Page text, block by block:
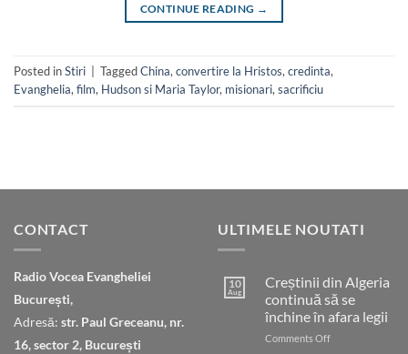
CONTINUE READING →
Posted inStiri TaggedChina, convertire la Hristos, credinta,
Evanghelia, film, Hudson si Maria Taylor, misionari, sacrificiu
CONTACT
Radio Vocea Evangheliei
București,
Adresă: str. Paul Greceanu, nr.
16, sector 2, București
ULTIMELE NOUTATI
10
Aug
Creștinii din Algeria
continuă să se
închine în afara legii
Comments Offon